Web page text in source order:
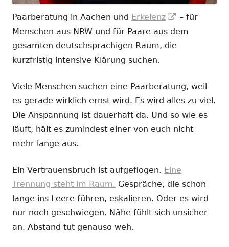
Paarberatung in Aachen und Erkelenz
In
neuem
– für
Menschen aus NRW und für Paare aus dem
gesamten deutschsprachigen Raum, die
kurzfristig intensive Klärung suchen.
Viele Menschen suchen eine Paarberatung, weil
es gerade wirklich ernst wird. Es wird alles zu viel.
Die Anspannung ist dauerhaft da. Und so wie es
läuft, hält es zumindest einer von euch nicht
mehr lange aus.
Ein Vertrauensbruch ist aufgeflogen. Eine
Trennung steht im Raum. Gespräche, die schon
lange ins Leere führen, eskalieren. Oder es wird
nur noch geschwiegen. Nähe fühlt sich unsicher
an. Abstand tut genauso weh.